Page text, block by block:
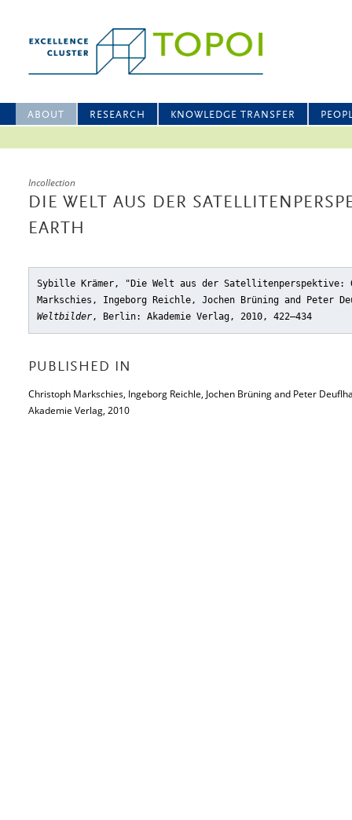
ABOUT RESEARCH KNOWLEDGE TRANSFER
Incollection
DIE WELT AUS DER
EARTH
Sybille Krämer, "Die Welt aus der Satellitenperspektive:
Markschies, Ingeborg Reichle, Jochen Brüning and Peter
Weltbilder, Berlin: Akademie Verlag, 2010, 422–434
PUBLISHED IN
Christoph Markschies, Ingeborg Reichle, Jochen Brüning and Peter
Akademie Verlag, 2010